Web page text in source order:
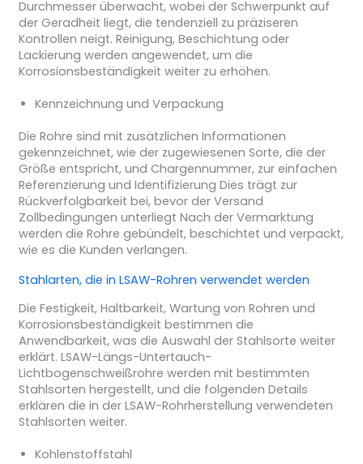
Durchmesser überwacht, wobei der Schwerpunkt auf
der Geradheit liegt, die tendenziell zu präziseren
Kontrollen neigt. Reinigung, Beschichtung oder
Lackierung werden angewendet, um die
Korrosionsbeständigkeit weiter zu erhöhen.
Kennzeichnung und Verpackung
Die Rohre sind mit zusätzlichen Informationen
gekennzeichnet, wie der zugewiesenen Sorte, die der
Größe entspricht, und Chargennummer, zur einfachen
Referenzierung und Identifizierung Dies trägt zur
Rückverfolgbarkeit bei, bevor der Versand
Zollbedingungen unterliegt Nach der Vermarktung
werden die Rohre gebündelt, beschichtet und verpackt,
wie es die Kunden verlangen.
Stahlarten, die in LSAW-Rohren verwendet werden
Die Festigkeit, Haltbarkeit, Wartung von Rohren und
Korrosionsbeständigkeit bestimmen die
Anwendbarkeit, was die Auswahl der Stahlsorte weiter
erklärt. LSAW-Längs-Untertauch-
Lichtbogenschweißrohre werden mit bestimmten
Stahlsorten hergestellt, und die folgenden Details
erklären die in der LSAW-Rohrherstellung verwendeten
Stahlsorten weiter.
Kohlenstoffstahl